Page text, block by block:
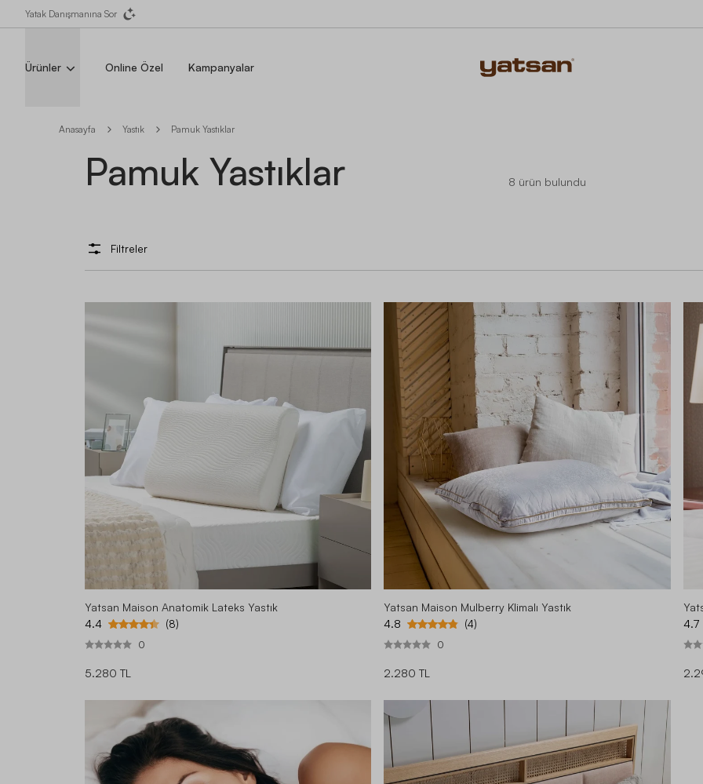
Yatak Danışmanına Sor
Ürünler Online Özel Kampanyalar
Anasayfa Yastık Pamuk Yastıklar
Pamuk Yastıklar 8 ürün bulundu
Filtreler
Yatsan Maison Anatomik Lateks Yastık
4.4
(8)
0
5.280 TL
Yatsan Maison Mulberry Klimalı Yastık
4.8
(4)
0
2.280 TL
4.7